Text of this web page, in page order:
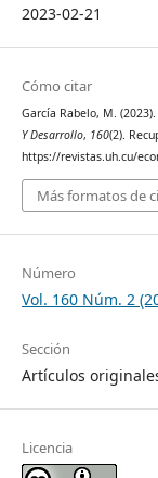
2023-02-21
Cómo citar
García Rabelo, M.
Y Desarrollo, 160(2).
https://revistas.uh.cu/
Más formatos de
Número
Vol. 160 Núm. 2
Sección
Artículos
Licencia